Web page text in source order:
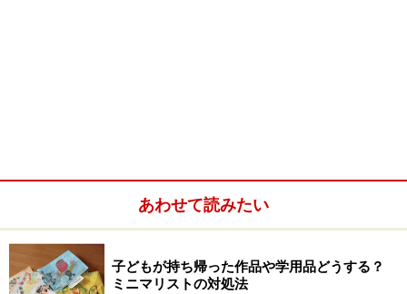
あわせて読みたい
子どもが持ち帰った作品や学用品どうする？
ミニマリストの対処法